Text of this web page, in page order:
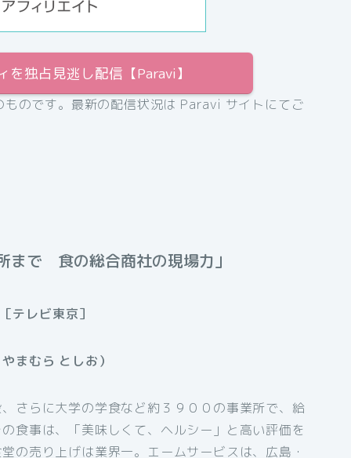
独占見逃し配信【Paravi】
のです。最新の配信状況は Paravi サイトにてご
まで 食の総合商社の現場力」
レビ東京］
むら としお）
さらに大学の学食など約３９００の事業所で、給
食事は、「美味しくて、ヘルシー」と高い評価を
の売り上げは業界一。エームサービスは、広島・